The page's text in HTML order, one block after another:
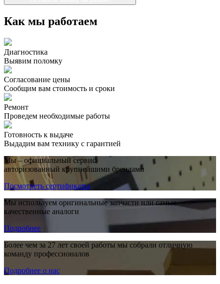
Как мы работаем
Диагностика
Выявим поломку
Согласование цены
Сообщим вам стоимость и сроки
Ремонт
Проведем необходимые работы
Готовность к выдаче
Выдадим вам технику с гарантией
Мы – официальный сервис,
авторизованный крупнейшими брендами
Посмотреть сертификаты
Мы используем оригинальные запчасти или самые
качественные аналоги
Подробнее
Более чем за 27 лет своей работы мы собрали отличную
команду профессионалов
Подробнее о нас